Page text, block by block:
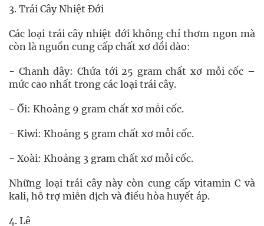
3. Trái Cây Nhiệt Đới
Các loại trái cây nhiệt đới không chỉ thơm ngon mà
còn là nguồn cung cấp chất xơ dồi dào:
- Chanh dây: Chứa tới 25 gram chất xơ mỗi cốc –
mức cao nhất trong các loại trái cây.
- Ổi: Khoảng 9 gram chất xơ mỗi cốc.
- Kiwi: Khoảng 5 gram chất xơ mỗi cốc.
- Xoài: Khoảng 3 gram chất xơ mỗi cốc.
Những loại trái cây này còn cung cấp vitamin C và
kali, hỗ trợ miễn dịch và điều hòa huyết áp.
4. Lê